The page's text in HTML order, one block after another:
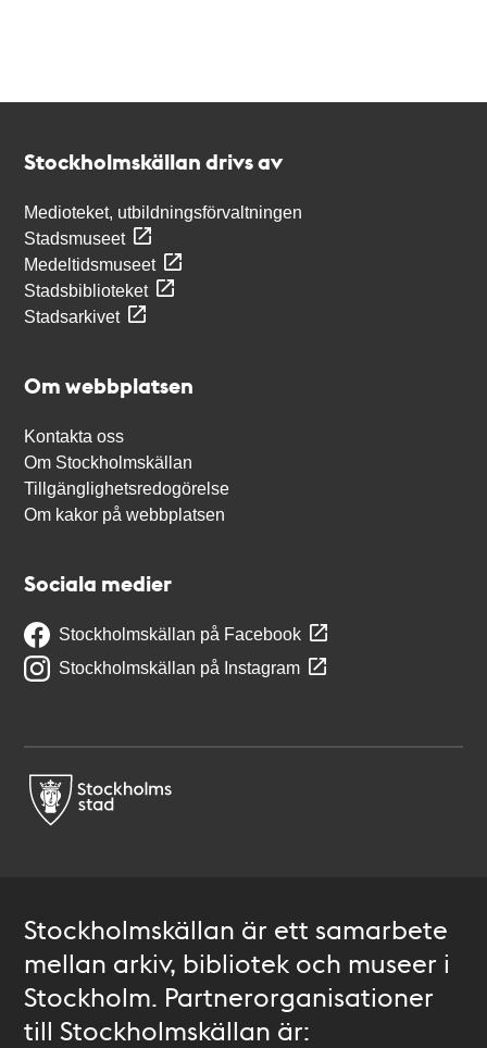
Stockholmskällan drivs av
Medioteket, utbildningsförvaltningen
Stadsmuseet
Medeltidsmuseet
Stadsbiblioteket
Stadsarkivet
Om webbplatsen
Kontakta oss
Om Stockholmskällan
Tillgänglighetsredogörelse
Om kakor på webbplatsen
Sociala medier
Stockholmskällan på Facebook
Stockholmskällan på Instagram
Stockholmskällan är ett samarbete
mellan arkiv, bibliotek och museer i
Stockholm. Partnerorganisationer
till Stockholmskällan är: